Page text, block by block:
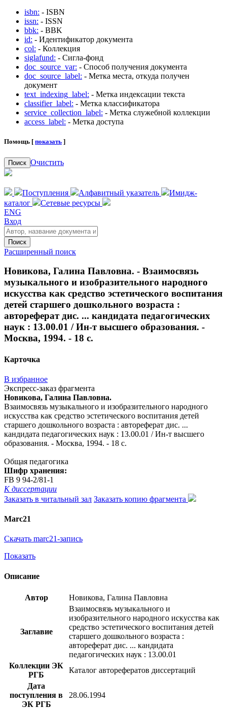
isbn: - ISBN
issn: - ISSN
bbk: - BBK
id: - Идентификатор документа
col: - Коллекция
siglafund: - Сигла-фонд
doc_source_var: - Способ получения документа
doc_source_label: - Метка места, откуда получен
документ
text_indexing_label: - Метка индексации текста
classifier_label: - Метка классификатора
service_collection_label: - Метка служебной коллекции
access_label: - Метка доступа
Помощь [ показать ]
Поиск Очистить
Поступления Алфавитный указатель
Имидж-
каталог
Сетевые ресурсы
ENG
Вход
Поиск
Расширенный поиск
Новикова, Галина Павловна. - Взаимосвязь
музыкального и изобразительного народного
искусства как средство эстетического воспитания
детей старшего дошкольного возраста :
автореферат дис. ... кандидата педагогических
наук : 13.00.01 / Ин-т высшего образования. -
Москва, 1994. - 18 с.
Карточка
В избранное
Экспресс-заказ фрагмента
Новикова, Галина Павловна.
Взаимосвязь музыкального и изобразительного народного
искусства как средство эстетического воспитания детей
старшего дошкольного возраста : автореферат дис. ...
кандидата педагогических наук : 13.00.01 / Ин-т высшего
образования. - Москва, 1994. - 18 с.
Общая педагогика
Шифр хранения:
FB 9 94-2/81-1
К диссертации
Заказать в читальный зал Заказать копию фрагмента
Marc21
Скачать marc21-запись
Показать
Описание
Автор Новикова, Галина Павловна
Заглавие
Взаимосвязь музыкального и
изобразительного народного искусства как
средство эстетического воспитания детей
старшего дошкольного возраста :
автореферат дис. ... кандидата
педагогических наук : 13.00.01
Коллекции ЭК
РГБ
Каталог авторефератов диссертаций
Дата
поступления в
ЭК РГБ
28.06.1994